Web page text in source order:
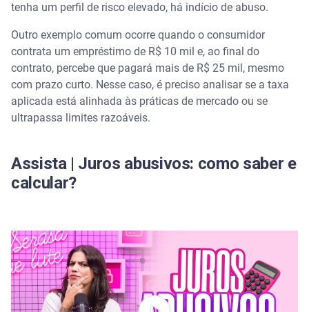
empréstimo?
Qual o juro máximo permitido por lei?
Como saber se um banco está cobrando juros
abusivos?
tenha um perfil de risco elevado, há indício de abuso.
Outro exemplo comum ocorre quando o consumidor
contrata um empréstimo de R$ 10 mil e, ao final do
contrato, percebe que pagará mais de R$ 25 mil, mesmo
com prazo curto. Nesse caso, é preciso analisar se a taxa
aplicada está alinhada às práticas de mercado ou se
ultrapassa limites razoáveis.
Assista | Juros abusivos: como saber e
calcular?